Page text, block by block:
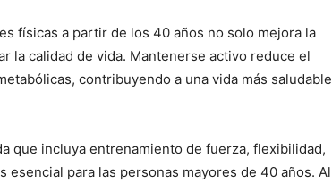
físicas a partir de los 40 años no solo mejora la
la calidad de vida. Mantenerse activo reduce el
contribuyendo a una vida más saludable
que incluya entrenamiento de fuerza, flexibilidad,
para las personas mayores de 40 años. Al